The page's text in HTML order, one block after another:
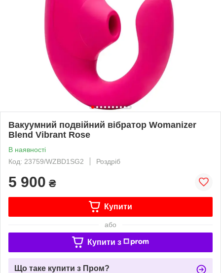
Вакуумний подвійний вібратор Womanizer
Blend Vibrant Rose
В наявності
Код: 23759/WZBD1SG2
Роздріб
5 900 ₴
Купити
або
Купити з
Що таке купити з Пром?